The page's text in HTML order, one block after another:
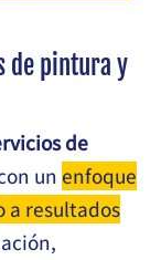
de pintura y
de
un enfoque
a resultados